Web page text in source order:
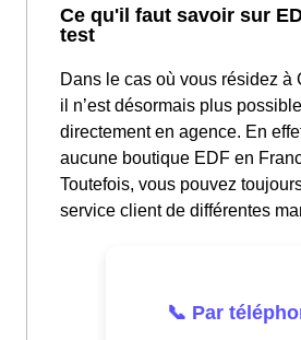
Ce qu'il faut savoir sur
test
Dans le cas où vous résidez à
il n’est désormais plus
directement en agence. En
aucune boutique EDF en
Toutefois, vous pouvez
service client de différentes
📞 Par